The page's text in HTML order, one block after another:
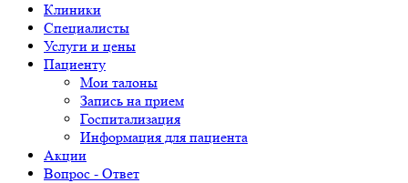
Клиники
Специалисты
Услуги и цены
Пациенту
Мои талоны
Запись на прием
Госпитализация
Информация для пациента
Акции
Вопрос - Ответ